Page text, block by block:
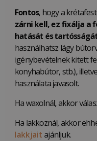
Fontos, hogy a
zárni kell, ez fixálja a
hatását és
használhatsz lágy
igénybevételnek kitett
konyhabútor, stb.),
használata javasolt.
Ha waxolnál, akkor
Ha lakkoznál, akkor
lakkjaitajánljuk.